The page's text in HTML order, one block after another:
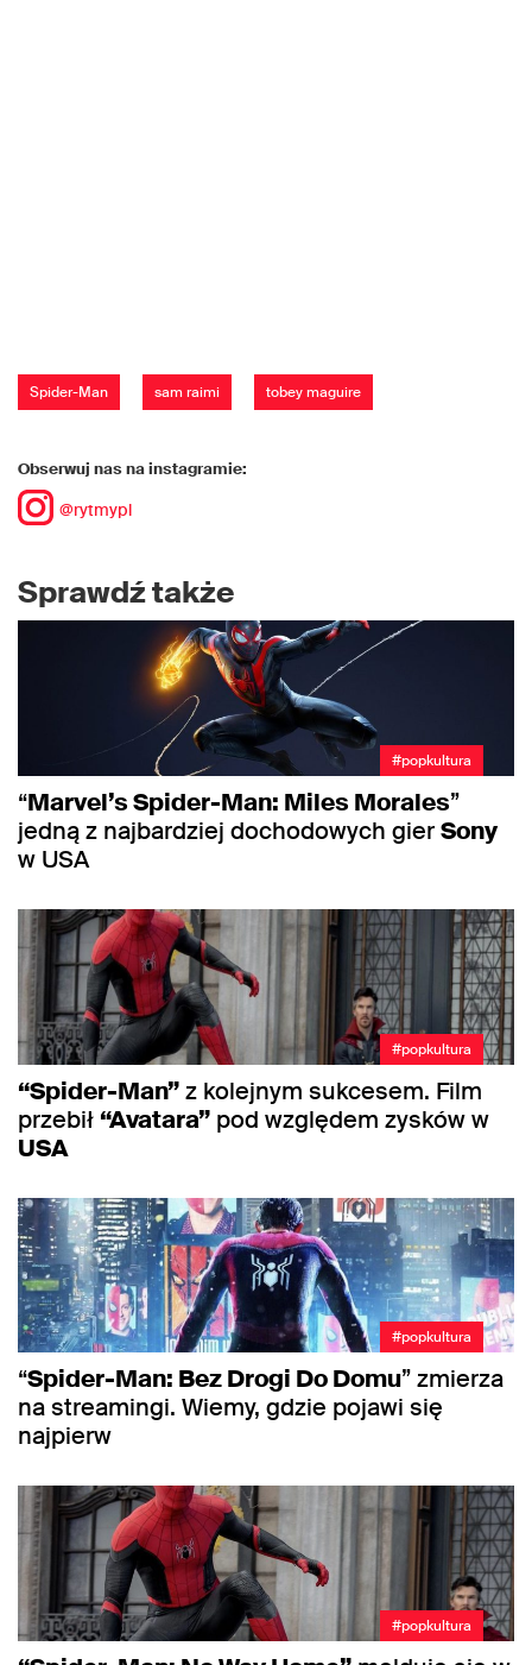
Spider-Man sam raimi tobey maguire
Obserwuj nas na instagramie:
@rytmypl
Sprawdź także
#popkultura
“Marvel’s Spider-Man: Miles Morales”
jedną z najbardziej dochodowych gierSony
w USA
#popkultura
“Spider-Man”z kolejnym sukcesem. Film
przebił “Avatara” pod względem zysków w
USA
#popkultura
“Spider-Man: Bez Drogi Do Domu” zmierza
na streamingi. Wiemy, gdzie pojawi się
najpierw
#popkultura